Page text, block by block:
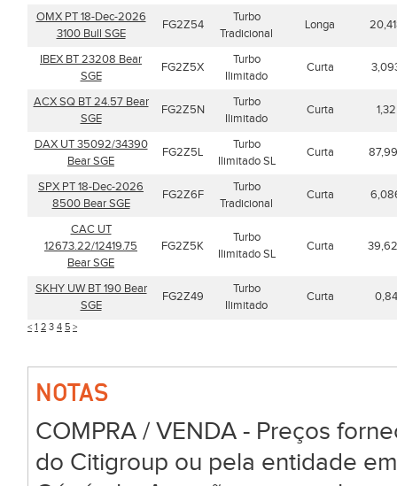
OMX PT 18-Dec-2026
3100 Bull SGE
FG2Z54
Turbo
Tradicional
Longa
IBEX BT 23208 Bear
SGE
FG2Z5X
Turbo
Ilimitado
Curta
ACX SQ BT 24.57 Bear
SGE
FG2Z5N
Turbo
Ilimitado
Curta 1,32
DAX UT 35092/34390
Bear SGE
FG2Z5L
Turbo
Ilimitado SL
Curta
SPX PT 18-Dec-2026
8500 Bear SGE
FG2Z6F
Turbo
Tradicional
Curta
CAC UT
12673.22/12419.75
Bear SGE
FG2Z5K
Turbo
Ilimitado SL
Curta
SKHY UW BT 190 Bear
SGE
FG2Z49
Turbo
Ilimitado
Curta 0,84
< 1 2 3 4 5 >
NOTAS
COMPRA / VENDA - Preços
do Citigroup ou pela entidade